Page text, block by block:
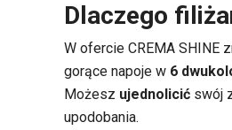
Dlaczego
W ofercie CREMA SHINE
gorące napoje w 6
Możesz ujednolicić swój
upodobania.